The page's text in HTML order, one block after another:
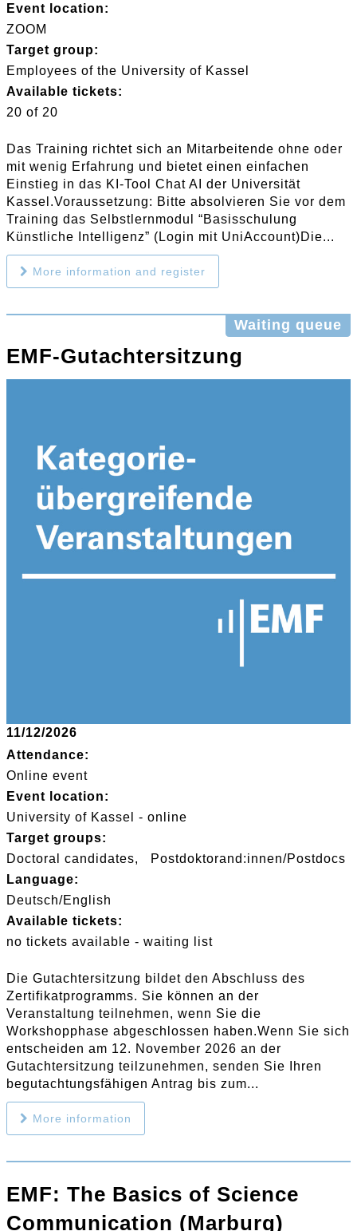
Event location:
ZOOM
Target group:
Employees of the University of Kassel
Available tickets:
20 of 20
Das Training richtet sich an Mitarbeitende ohne oder
mit wenig Erfahrung und bietet einen einfachen
Einstieg in das KI-Tool Chat AI der Universität
Kassel.Voraussetzung: Bitte absolvieren Sie vor dem
Training das Selbstlernmodul “Basisschulung
Künstliche Intelligenz” (Login mit UniAccount)Die...
More information and register
Waiting queue
EMF-Gutachtersitzung
11/12/2026
Attendance:
Online event
Event location:
University of Kassel - online
Target groups:
Doctoral candidates
Postdoktorand:innen/Postdocs
Language:
Deutsch/English
Available tickets:
no tickets available - waiting list
Die Gutachtersitzung bildet den Abschluss des
Zertifikatprogramms. Sie können an der
Veranstaltung teilnehmen, wenn Sie die
Workshopphase abgeschlossen haben.Wenn Sie sich
entscheiden am 12. November 2026 an der
Gutachtersitzung teilzunehmen, senden Sie Ihren
begutachtungsfähigen Antrag bis zum...
More information
EMF: The Basics of Science
Communication (Marburg)